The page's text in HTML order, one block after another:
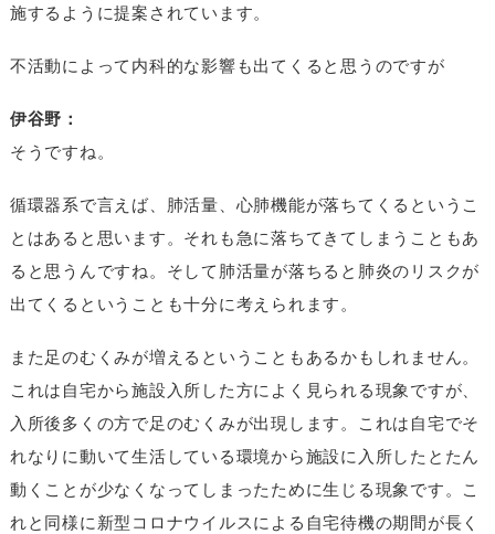
施するように提案されています。
不活動によって内科的な影響も出てくると思うのですが
伊谷野：
そうですね。
循環器系で言えば、肺活量、心肺機能が落ちてくるというこ
とはあると思います。それも急に落ちてきてしまうこともあ
ると思うんですね。そして肺活量が落ちると肺炎のリスクが
出てくるということも十分に考えられます。
また足のむくみが増えるということもあるかもしれません。
これは自宅から施設入所した方によく見られる現象ですが、
入所後多くの方で足のむくみが出現します。これは自宅でそ
れなりに動いて生活している環境から施設に入所したとたん
動くことが少なくなってしまったために生じる現象です。こ
れと同様に新型コロナウイルスによる自宅待機の期間が長く